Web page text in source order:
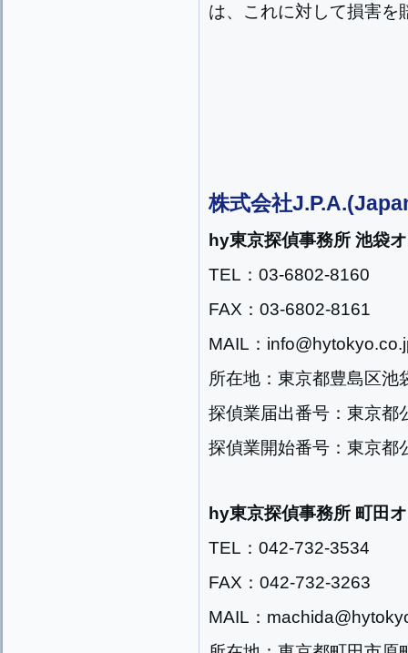
は、これに対して損害を
株式会社
hy東京探偵事務所 池袋
TEL：03-6802-8160
FAX：03-6802-8161
MAIL：
所在地：東京都豊島区池
探偵業届出番号：東京
探偵業開始番号：東京
hy東京探偵事務所 町田
TEL：042-732-3534
FAX：042-732-3263
MAIL：